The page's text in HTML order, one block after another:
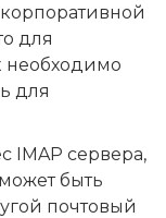
для
необходимо
для
IMAP сервера,
быть
почтовый